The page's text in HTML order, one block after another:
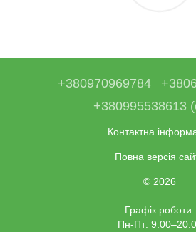
+380970969784
+380995538613
Контактна
Повна версія
© 2026
Графік роботи:
Пн-Пт: